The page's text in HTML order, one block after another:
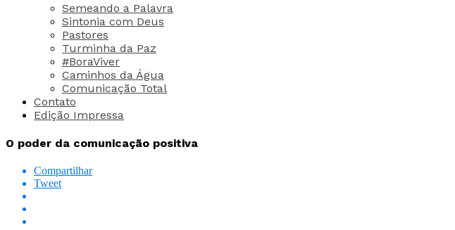
Semeando a Palavra
Sintonia com Deus
Pastores
Turminha da Paz
#BoraViver
Caminhos da Água
Comunicação Total
Contato
Edição Impressa
O poder da comunicação positiva
Compartilhar
Tweet